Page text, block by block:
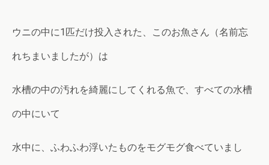
ウニの中に1匹だけ投入された、このお魚さん（名前忘
れちまいましたが）は
水槽の中の汚れを綺麗にしてくれる魚で、すべての水槽
の中にいて
水中に、ふわふわ浮いたものをモグモグ食べていまし